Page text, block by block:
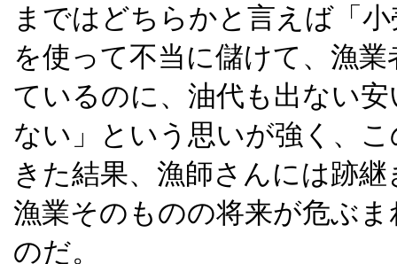
まではどちらかと言えば「
を使って不当に儲けて、漁
ているのに、油代も出ない
ない」という思いが強く、
きた結果、漁師さんには跡
漁業そのものの将来が危ぶ
のだ。